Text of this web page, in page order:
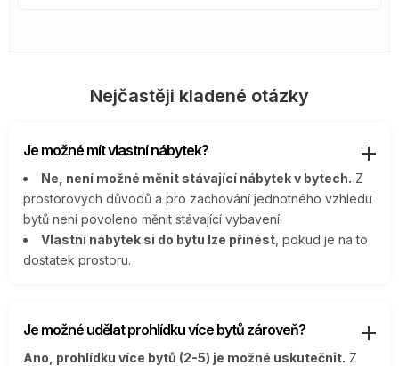
Nejčastěji kladené otázky
Je možné mít vlastní nábytek?
Ne, není možné měnit stávající nábytek v bytech. Z
prostorových důvodů a pro zachování jednotného vzhledu
bytů není povoleno měnit stávající vybavení.
Vlastní nábytek si do bytu lze přinést , pokud je na to
dostatek prostoru.
Je možné udělat prohlídku více bytů zároveň?
Ano, prohlídku více bytů (2-5) je možné uskutečnit. Z